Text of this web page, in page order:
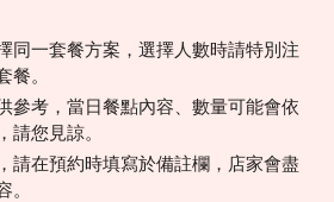
同一套餐方案，選擇人數時請特別注
。
參考，當日餐點內容、數量可能會依
您見諒。
請在預約時填寫於備註欄，店家會盡